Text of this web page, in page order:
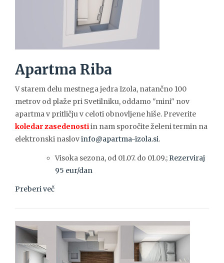
Apartma Riba
V starem delu mestnega jedra Izola, natančno 100
metrov od plaže pri Svetilniku, oddamo "mini" nov
apartma v pritličju v celoti obnovljene hiše. Preverite
koledar zasedenostiin nam sporočite želeni termin na
elektronski naslovinfo@apartma-izola.si.
Visoka sezona, od 01.07. do 01.09.; Rezerviraj
95 eur/dan
Preberi več